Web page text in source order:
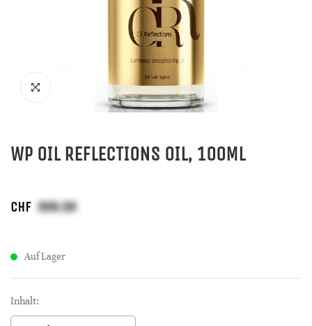
WP OIL REFLECTIONS OIL, 100ML
CHF
Auf Lager
Inhalt: